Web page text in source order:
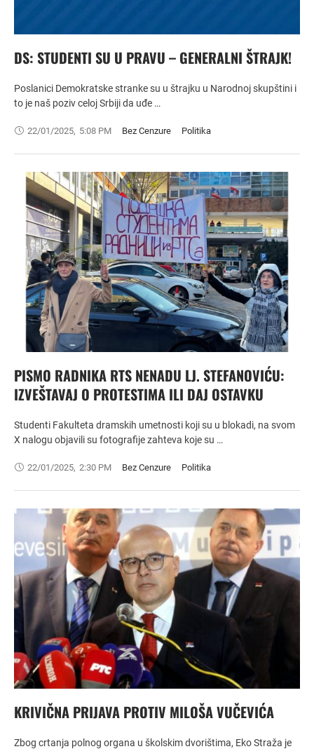
DS: STUDENTI SU U PRAVU – GENERALNI ŠTRAJK!
Poslanici Demokratske stranke su u štrajku u Narodnoj skupštini i
to je naš poziv celoj Srbiji da uđe …
22/01/2025, 5:08 PM Bez Cenzure Politika
PISMO RADNIKA RTS NENADU LJ. STEFANOVIĆU:
IZVEŠTAVAJ O PROTESTIMA ILI DAJ OSTAVKU
Studenti Fakulteta dramskih umetnosti koji su u blokadi, na svom
X nalogu objavili su fotografije zahteva koje su …
22/01/2025, 2:30 PM Bez Cenzure Politika
KRIVIČNA PRIJAVA PROTIV MILOŠA VUČEVIĆA
Zbog crtanja polnog organa u školskim dvorištima, Eko Straža je